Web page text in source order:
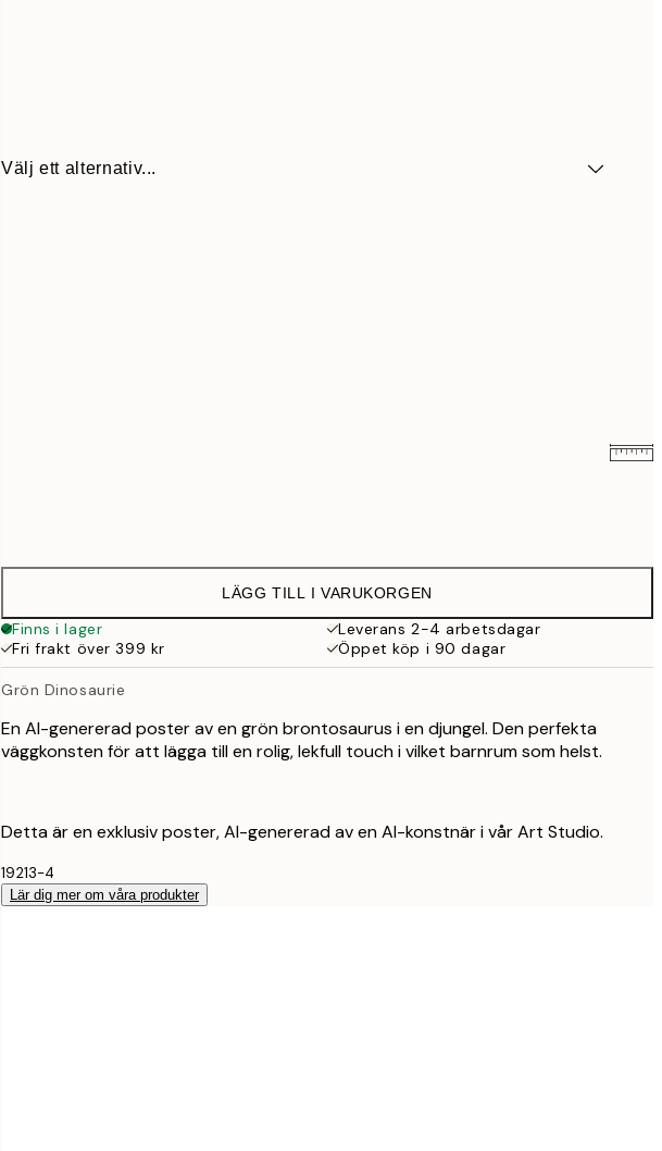
Välj ett alternativ...
LÄGG TILL I VARUKORGEN
Finns i lager
Leverans 2-4 arbetsdagar
Fri frakt över 399 kr
Öppet köp i 90 dagar
Grön Dinosaurie
En AI-genererad poster av en grön brontosaurus i en djungel. Den perfekta
väggkonsten för att lägga till en rolig, lekfull touch i vilket barnrum som helst.
Detta är en exklusiv poster, AI-genererad av en AI-konstnär i vår Art Studio.
19213-4
Lär dig mer om våra produkter